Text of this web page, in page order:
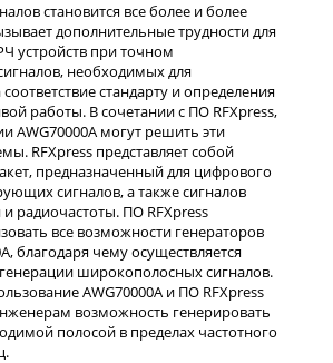
становится все более и более
дополнительные трудности для
устройств при точном
необходимых для
стандарту и определения
работы. В сочетании с ПО RFXpress,
AWG70000A могут решить эти
RFXpress представляет собой
предназначенный для цифрового
сигналов, а также сигналов
радиочастоты. ПО RFXpress
все возможности генераторов
благодаря чему осуществляется
широкополосных сигналов.
AWG70000A и ПО RFXpress
возможность генерировать
полосой в пределах частотного